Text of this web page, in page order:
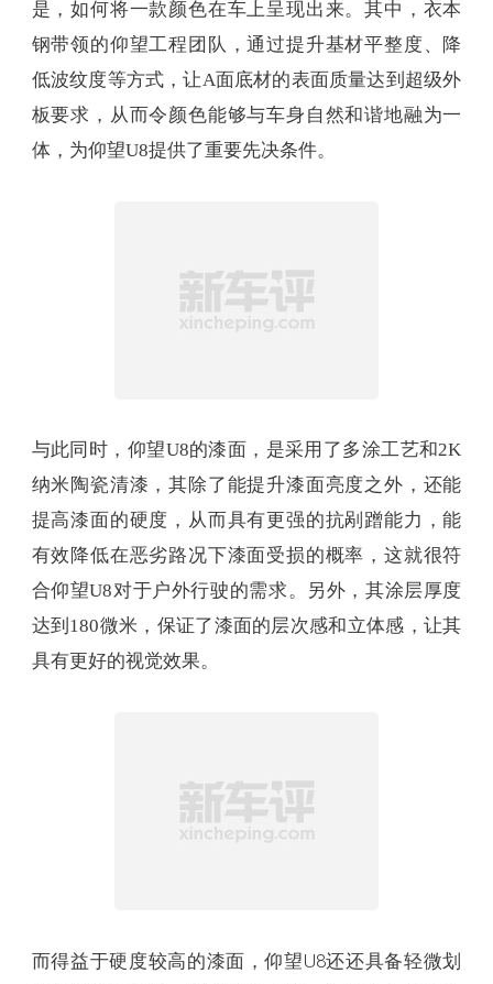
当然，仅仅是对于颜色有要求还不足够，更重要的
板要求，从而令颜色能够与车身自然和谐地融为一
体，为仰望U8提供了重要先决条件。
纳米陶瓷清漆，其除了能提升漆面亮度之外，还能
提高漆面的硬度，从而具有更强的抗剐蹭能力，能
有效降低在恶劣路况下漆面受损的概率，这就很符
具有更好的视觉效果。